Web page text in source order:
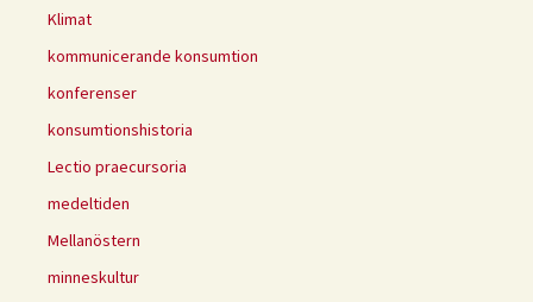
Klimat
kommunicerande konsumtion
konferenser
konsumtionshistoria
Lectio praecursoria
medeltiden
Mellanöstern
minneskultur